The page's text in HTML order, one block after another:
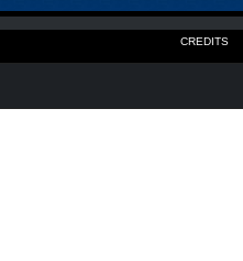
CREDITS